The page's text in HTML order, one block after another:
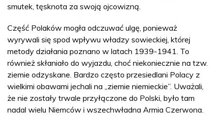
smutek, tęsknota za swoją ojcowizną.
Część Polaków mogła odczuwać ulgę, ponieważ
wyrywali się spod wpływu władzy sowieckiej, której
metody działania poznano w latach 1939-1941. To
również skłaniało do wyjazdu, choć niekoniecznie na tzw.
ziemie odzyskane. Bardzo często przesiedlani Polacy z
wielkimi obawami jechali na „ziemie niemieckie”. Uważali,
że nie zostały trwale przyłączone do Polski, było tam
nadal wielu Niemców i wszechwładna Armia Czerwona.